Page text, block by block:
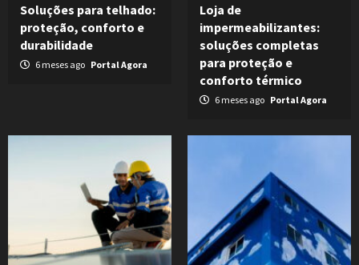
Soluções para telhado:
proteção, conforto e
durabilidade
6 meses ago Portal Agora
Loja de
impermeabilizantes:
soluções completas
para proteção e
conforto térmico
6 meses ago Portal Agora